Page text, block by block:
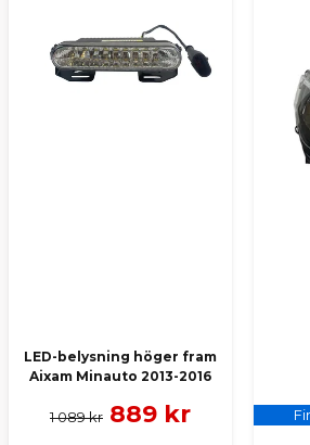
LED-belysning höger fram
Aixam Minauto 2013-2016
1 089 kr 889 kr
Skicka en fråga